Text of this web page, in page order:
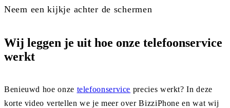
Neem een kijkje achter de schermen
Wij leggen je uit hoe onze telefoonservice
werkt
Benieuwd hoe onze telefoonservice precies werkt? In deze
korte video vertellen we je meer over BizziPhone en wat wij